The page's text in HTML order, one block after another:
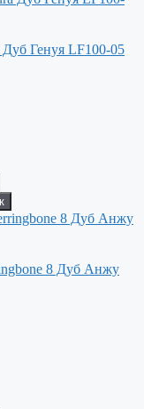
Генуя LF100-05
8 Дуб Анжу